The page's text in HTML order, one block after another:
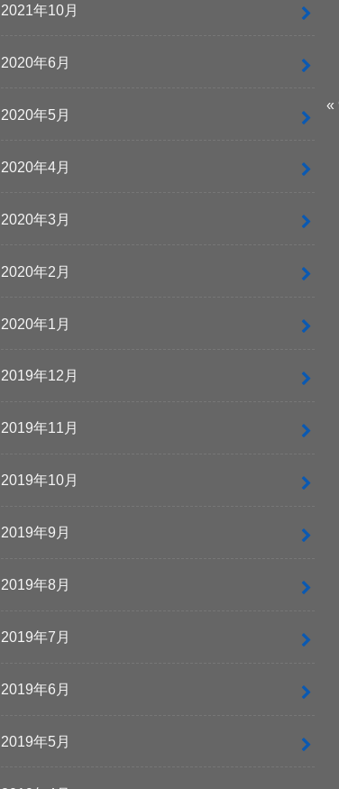
2021年10月
2020年6月
2020年5月
2020年4月
2020年3月
2020年2月
2020年1月
2019年12月
2019年11月
2019年10月
2019年9月
2019年8月
2019年7月
2019年6月
2019年5月
«